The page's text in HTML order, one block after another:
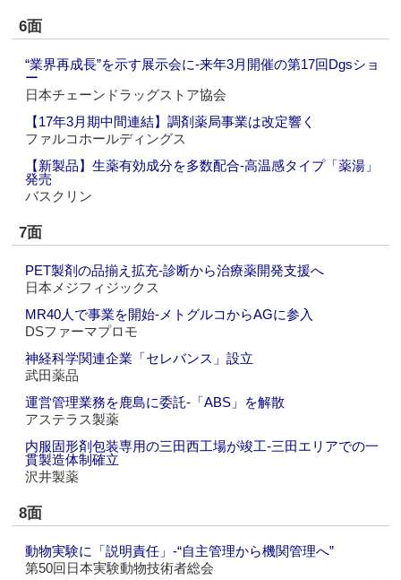
6面
“業界再成長”を示す展示会に‐来年3月開催の第17回Dgsショ
ー
日本チェーンドラッグストア協会
【17年3月期中間連結】調剤薬局事業は改定響く
ファルコホールディングス
【新製品】生薬有効成分を多数配合‐高温感タイプ「薬湯」
発売
バスクリン
7面
PET製剤の品揃え拡充‐診断から治療薬開発支援へ
日本メジフィジックス
MR40人で事業を開始‐メトグルコからAGに参入
DSファーマプロモ
神経科学関連企業「セレバンス」設立
武田薬品
運営管理業務を鹿島に委託‐「ABS」を解散
アステラス製薬
内服固形剤包装専用の三田西工場が竣工‐三田エリアでの一
貫製造体制確立
沢井製薬
8面
動物実験に「説明責任」‐“自主管理から機関管理へ”
第50回日本実験動物技術者総会